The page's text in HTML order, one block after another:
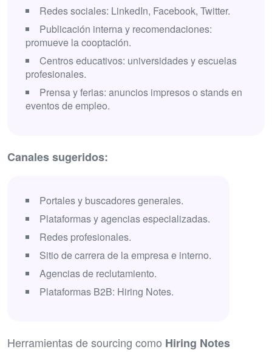
Redes sociales: LinkedIn, Facebook, Twitter.
Publicación interna y recomendaciones:
promueve la cooptación.
Centros educativos: universidades y escuelas
profesionales.
Prensa y ferias: anuncios impresos o stands en
eventos de empleo.
Canales sugeridos:
Portales y buscadores generales.
Plataformas y agencias especializadas.
Redes profesionales.
Sitio de carrera de la empresa e interno.
Agencias de reclutamiento.
Plataformas B2B: Hiring Notes.
Herramientas de sourcing como Hiring Notes